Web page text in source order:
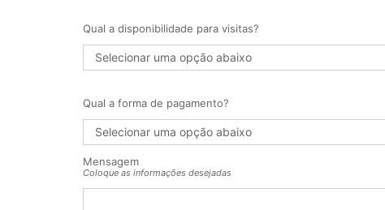
Qual a disponibilidade para visitas?
Qual a forma de pagamento?
Mensagem
Coloque as informações desejadas